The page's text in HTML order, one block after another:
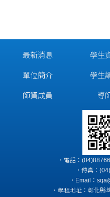
最新消息
單位簡介
師資成員
學生
學生
導
‧電話：
‧傳真：
‧Email：
‧學程地址：彰化縣